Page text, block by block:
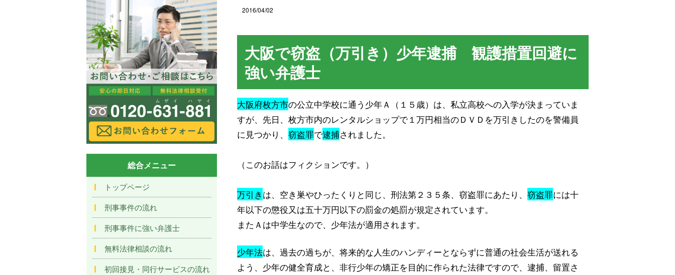
2016/04/02
大阪で窃盗（万引き）少年逮捕 観護措置回避に
強い弁護士
大阪府枚方市の公立中学校に通う少年Ａ（１５歳）は、私立高校への入学が決まっていま
すが、先日、枚方市内のレンタルショップで１万円相当のＤＶＤを万引きしたのを警備員
に見つかり、 窃盗罪で逮捕されました。
（このお話はフィクションです。）
万引きは、空き巣やひったくりと同じ、刑法第２３５条、窃盗罪にあたり、 窃盗罪には十
年以下の懲役又は五十万円以下の罰金の処罰が規定されています。
またＡは中学生なので、少年法が適用されます。
少年法は、過去の過ちが、将来的な人生のハンディーとならずに普通の社会生活が送れる
よう、少年の健全育成と、非行少年の矯正を目的に作られた法律ですので、逮捕、留置さ
総合メニュー
トップページ
刑事事件の流れ
刑事事件に強い弁護士
無料法律相談の流れ
初回接見・同行サービスの流れ